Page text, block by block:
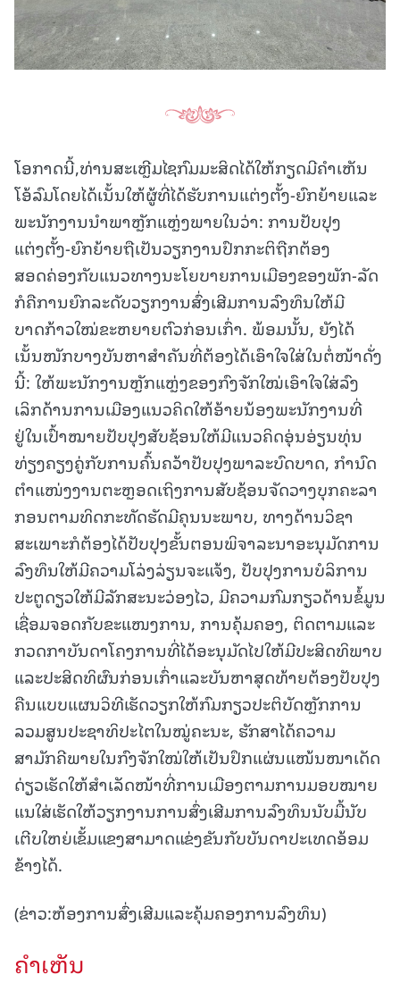
ໂອກາດນີ້,ທ່ານສະເຫຼີມໄຊກົມມະສິດໄດ້ໃຫ້ກຽດມີຄຳເຫັນ
ໂອ້ລົມໂດຍໄດ້ເນັ້ນໃຫ້ຜູ້ທີ່ໄດ້ຮັບການແຕ່ງຕັ້ງ-ຍົກຍ້າຍແລະ
ພະນັກງານນໍາພາຫຼັກແຫຼ່ງພາຍໃນວ່າ: ການປັບປຸງ
ແຕ່ງຕັ້ງ-ຍົກຍ້າຍຖືເປັນວຽກງານປົກກະຕິຖືກຕ້ອງ
ສອດຄ່ອງກັບແນວທາງນະໂຍບາຍການເມືອງຂອງພັກ-ລັດ
ກໍຄືການຍົກລະດັບວຽກງານສົ່ງເສີມການລົງທຶນໃຫ້ມີ
ບາດກ້າວໃໝ່ຂະຫຍາຍຕົວກ່ອນເກົ່າ. ພ້ອມນັ້ນ, ຍັງໄດ້
ເນັ້ນໜັກບາງບັນຫາສໍາຄັນທີ່ຕ້ອງໄດ້ເອົາໃຈໃສ່ໃນຕໍ່ໜ້າດັ່ງ
ນີ້: ໃຫ້ພະນັກງານຫຼັກແຫຼ່ງຂອງກົງຈັກໃໝ່ເອົາໃຈໃສ່ລົງ
ເລິກດ້ານການເມືອງແນວຄິດໃຫ້ອ້າຍນ້ອງພະນັກງານທີ່
ຢູ່ໃນເປົ້າໝາຍປັບປຸງສັບຊ້ອນໃຫ້ມີແນວຄິດອຸ່ນອ່ຽນທຸ່ນ
ທ່ຽງຄຽງຄູ່ກັບການຄົ້ນຄວ້າປັບປຸງພາລະບົດບາດ, ກໍານົດ
ຕໍາແໜ່ງງານຕະຫຼອດເຖິງການສັບຊ້ອນຈັດວາງບຸກຄະລາ
ກອນຕາມທິດກະທັດຮັດມີຄຸນນະພາບ, ທາງດ້ານວິຊາ
ສະເພາະກໍຕ້ອງໄດ້ປັບປຸງຂັ້ນຕອນພິຈາລະນາອະນຸມັດການ
ລົງທຶນໃຫ້ມີຄວາມໂລ່ງລ່ຽນຈະແຈ້ງ, ປັບປຸງການບໍລິການ
ປະຕູດຽວໃຫ້ມີລັກສະນະວ່ອງໄວ, ມີຄວາມກົມກຽວດ້ານຂໍ້ມູນ
ເຊື່ອມຈອດກັບຂະແໜງການ, ການຄຸ້ມຄອງ, ຕິດຕາມແລະ
ກວດກາບັນດາໂຄງການທີ່ໄດ້ອະນຸມັດໄປໃຫ້ມີປະສິດທິພາບ
ແລະປະສິດທິຜົນກ່ອນເກົ່າແລະບັນຫາສຸດທ້າຍຕ້ອງປັບປຸງ
ຄືນແບບແຜນວິທີເຮັດວຽກໃຫ້ກົມກຽວປະຕິບັດຫຼັກການ
ລວມສູນປະຊາທິປະໄຕໃນໝູ່ຄະນະ, ຮັກສາໄດ້ຄວາມ
ສາມັກຄີພາຍໃນກົງຈັກໃໝ່ໃຫ້ເປັນປຶກແຜ່ນແໜ້ນໜາເດັດ
ດ່ຽວເຮັດໃຫ້ສຳເລັດໜ້າທີ່ການເມືອງຕາມການມອບໝາຍ
ແນໃສ່ເຮັດໃຫ້ວຽກງານການສົ່ງເສີມການລົງທຶນນັບມື້ນັບ
ເຕີບໃຫຍ່ເຂັ້ມແຂງສາມາດແຂ່ງຂັນກັບບັນດາປະເທດອ້ອມ
ຂ້າງໄດ້.
(ຂ່າວ:ຫ້ອງການສົ່ງເສີມແລະຄຸ້ມຄອງການລົງທຶນ)
ຄໍາເຫັນ